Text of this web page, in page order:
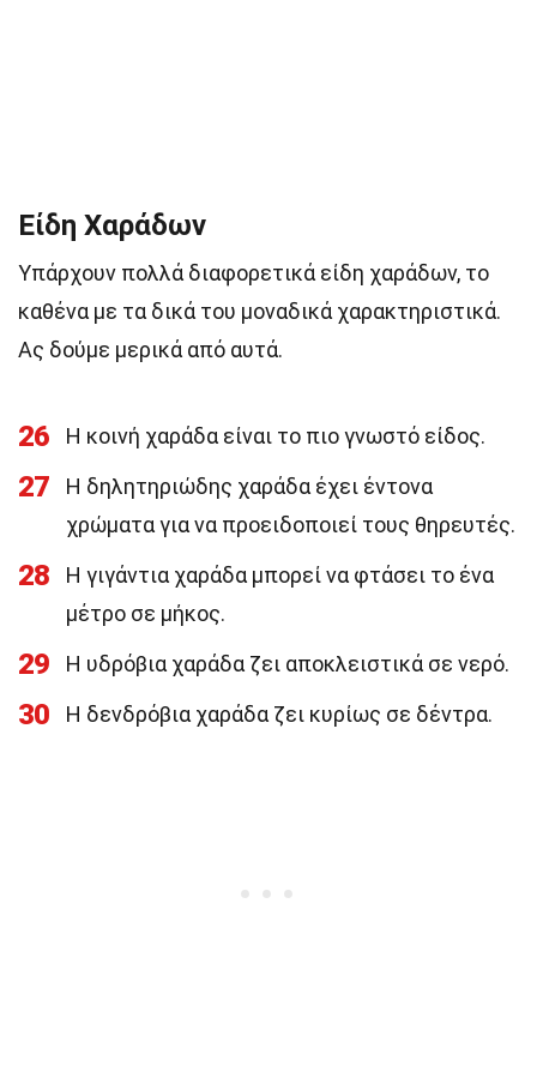
Είδη Χαράδων
Υπάρχουν πολλά διαφορετικά είδη χαράδων, το
καθένα με τα δικά του μοναδικά χαρακτηριστικά.
Ας δούμε μερικά από αυτά.
26 Η κοινή χαράδα είναι το πιο γνωστό είδος.
27
Η δηλητηριώδης χαράδα έχει έντονα
χρώματα για να προειδοποιεί τους θηρευτές.
28
Η γιγάντια χαράδα μπορεί να φτάσει το ένα
μέτρο σε μήκος.
29 Η υδρόβια χαράδα ζει αποκλειστικά σε νερό.
30 Η δενδρόβια χαράδα ζει κυρίως σε δέντρα.